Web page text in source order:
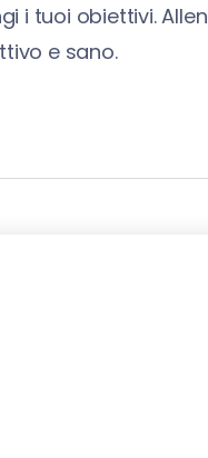
i tuoi obiettivi.
e sano.